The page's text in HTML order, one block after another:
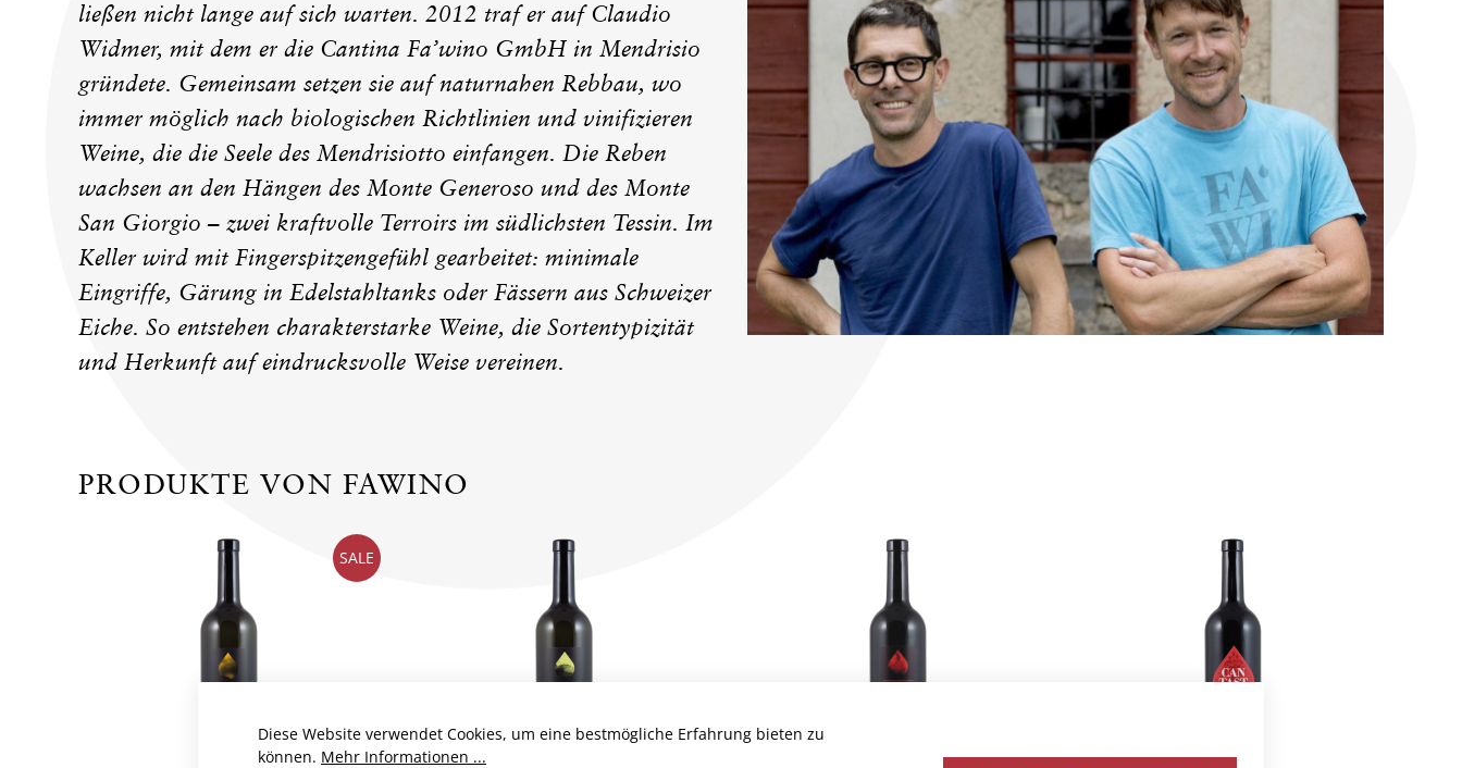
ließen nicht lange auf sich warten. 2012 traf er auf Claudio
Widmer, mit dem er die Cantina Fa’wino GmbH in Mendrisio
gründete. Gemeinsam setzen sie auf naturnahen Rebbau, wo
immer möglich nach biologischen Richtlinien und vinifizieren
Weine, die die Seele des Mendrisiotto einfangen. Die Reben
wachsen an den Hängen des Monte Generoso und des Monte
San Giorgio – zwei kraftvolle Terroirs im südlichsten Tessin. Im
Keller wird mit Fingerspitzengefühl gearbeitet: minimale
Eingriffe, Gärung in Edelstahltanks oder Fässern aus Schweizer
Eiche. So entstehen charakterstarke Weine, die Sortentypizität
und Herkunft auf eindrucksvolle Weise vereinen.
PRODUKTE VON FAWINO
SALE
Diese Website verwendet Cookies, um eine bestmögliche Erfahrung bieten zu
können. Mehr Informationen ...